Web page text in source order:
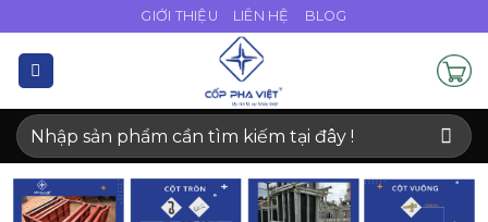
dung
GIỚI THIỆU LIÊN HỆ BLOG
Tìm
kiếm: